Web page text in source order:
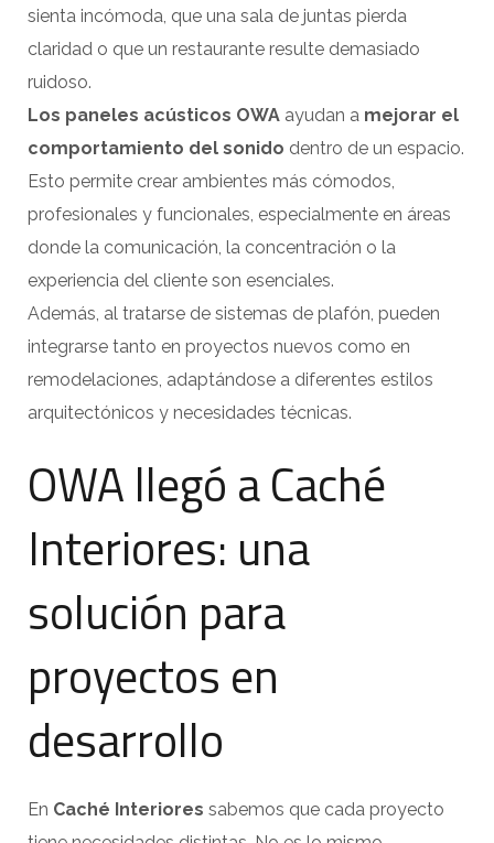
sienta incómoda, que una sala de juntas pierda
claridad o que un restaurante resulte demasiado
ruidoso.
Los paneles acústicos OWA ayudan a mejorar el
comportamiento del sonido dentro de un espacio.
Esto permite crear ambientes más cómodos,
profesionales y funcionales, especialmente en áreas
donde la comunicación, la concentración o la
experiencia del cliente son esenciales.
Además, al tratarse de sistemas de plafón, pueden
integrarse tanto en proyectos nuevos como en
remodelaciones, adaptándose a diferentes estilos
arquitectónicos y necesidades técnicas.
OWA llegó a Caché
Interiores: una
solución para
proyectos en
desarrollo
En Caché Interiores sabemos que cada proyecto